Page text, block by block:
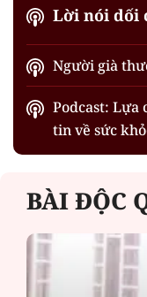
Lời nói dối
Người già
Podcast: Lựa
tin về sức
BÀI ĐỘC